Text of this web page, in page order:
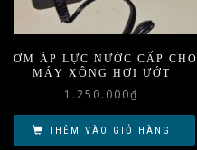
BƠM ÁP LỰC NƯỚC CẤP CHO
MÁY XÔNG HƠI ƯỚT
1.250.000₫
THÊM VÀO GIỎ HÀNG